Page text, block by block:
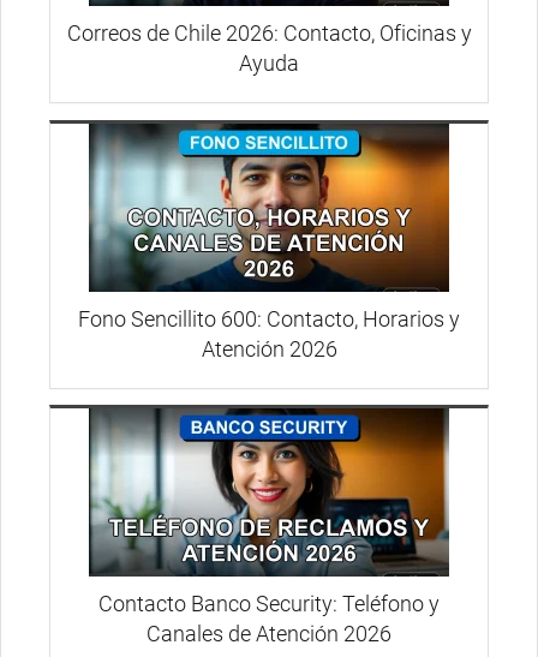
Correos de Chile 2026: Contacto, Oficinas y
Ayuda
Fono Sencillito 600: Contacto, Horarios y
Atención 2026
Contacto Banco Security: Teléfono y
Canales de Atención 2026